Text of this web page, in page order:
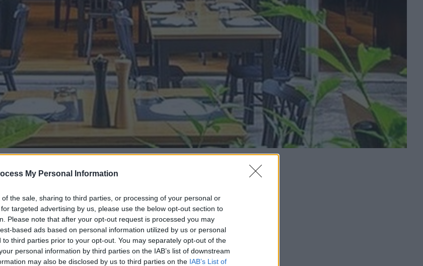
My Personal Information
the sale, sharing to third parties, or processing of your personal or
targeted advertising by us, please use the below opt-out section to
Please note that after your opt-out request is processed you may
based ads based on personal information utilized by us or personal
to third parties prior to your opt-out. You may separately opt-out of the
personal information by third parties on the IAB’s list of downstream
may also be disclosed by us to third parties on the IAB’s List of